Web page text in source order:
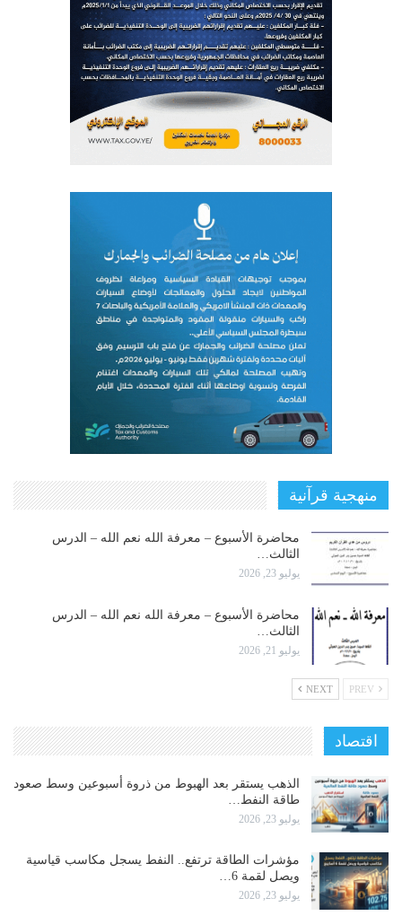
منهجية قرآنية
محاضرة الأسبوع – معرفة الله نعم الله – الدرس
الثالث…
يوليو 23, 2026
محاضرة الأسبوع – معرفة الله نعم الله – الدرس
الثالث…
يوليو 21, 2026
NEXT
اقتصاد
الذهب يستقر بعد الهبوط من ذروة أسبوعين وسط صعود
طاقة النفط…
يوليو 23, 2026
مؤشرات الطاقة ترتفع.. النفط يسجل مكاسب قياسية
ويصل لقمة 6…
يوليو 23, 2026